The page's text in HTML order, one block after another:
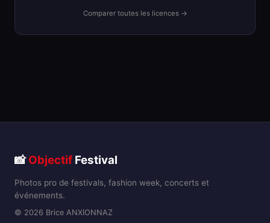
Comparer toutes les licences →
📸Objectif Festival
Photos pro de festivals, fashion week, concerts et
événements.
© 2026 Brice ANXIONNAZ